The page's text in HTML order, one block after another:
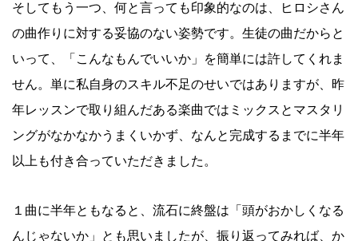
そしてもう一つ、何と言っても印象的なのは、ヒロシさん
の曲作りに対する妥協のない姿勢です。生徒の曲だからと
いって、「こんなもんでいいか」を簡単には許してくれま
せん。単に私自身のスキル不足のせいではありますが、昨
年レッスンで取り組んだある楽曲ではミックスとマスタリ
ングがなかなかうまくいかず、なんと完成するまでに半年
以上も付き合っていただきました。
１曲に半年ともなると、流石に終盤は「頭がおかしくなる
んじゃないか」とも思いましたが、振り返ってみれば、か